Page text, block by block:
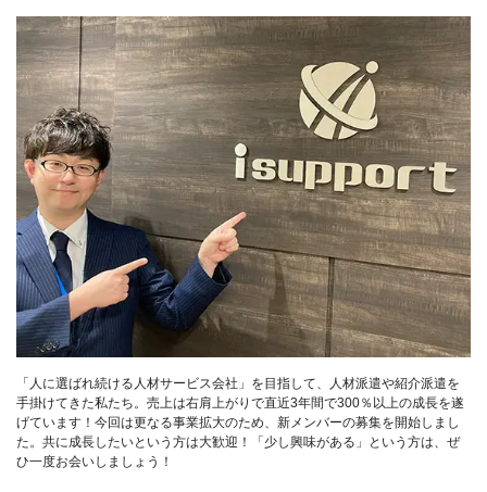
「人に選ばれ続ける人材サービス会社」を目指して、人材派遣や紹介派遣を
手掛けてきた私たち。売上は右肩上がりで直近3年間で300％以上の成長を遂
げています！今回は更なる事業拡大のため、新メンバーの募集を開始しまし
た。共に成長したいという方は大歓迎！「少し興味がある」という方は、ぜ
ひ一度お会いしましょう！